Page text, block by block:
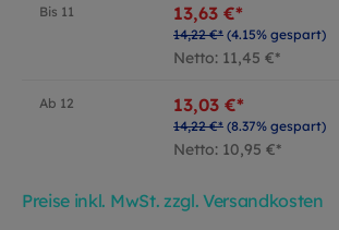
Bis 11 13,63 €*
14,22 €* (4.15% gespart)
Netto: 11,45 €*
Ab 12 13,03 €*
14,22 €* (8.37% gespart)
Netto: 10,95 €*
Preise inkl. MwSt. zzgl. Versandkosten